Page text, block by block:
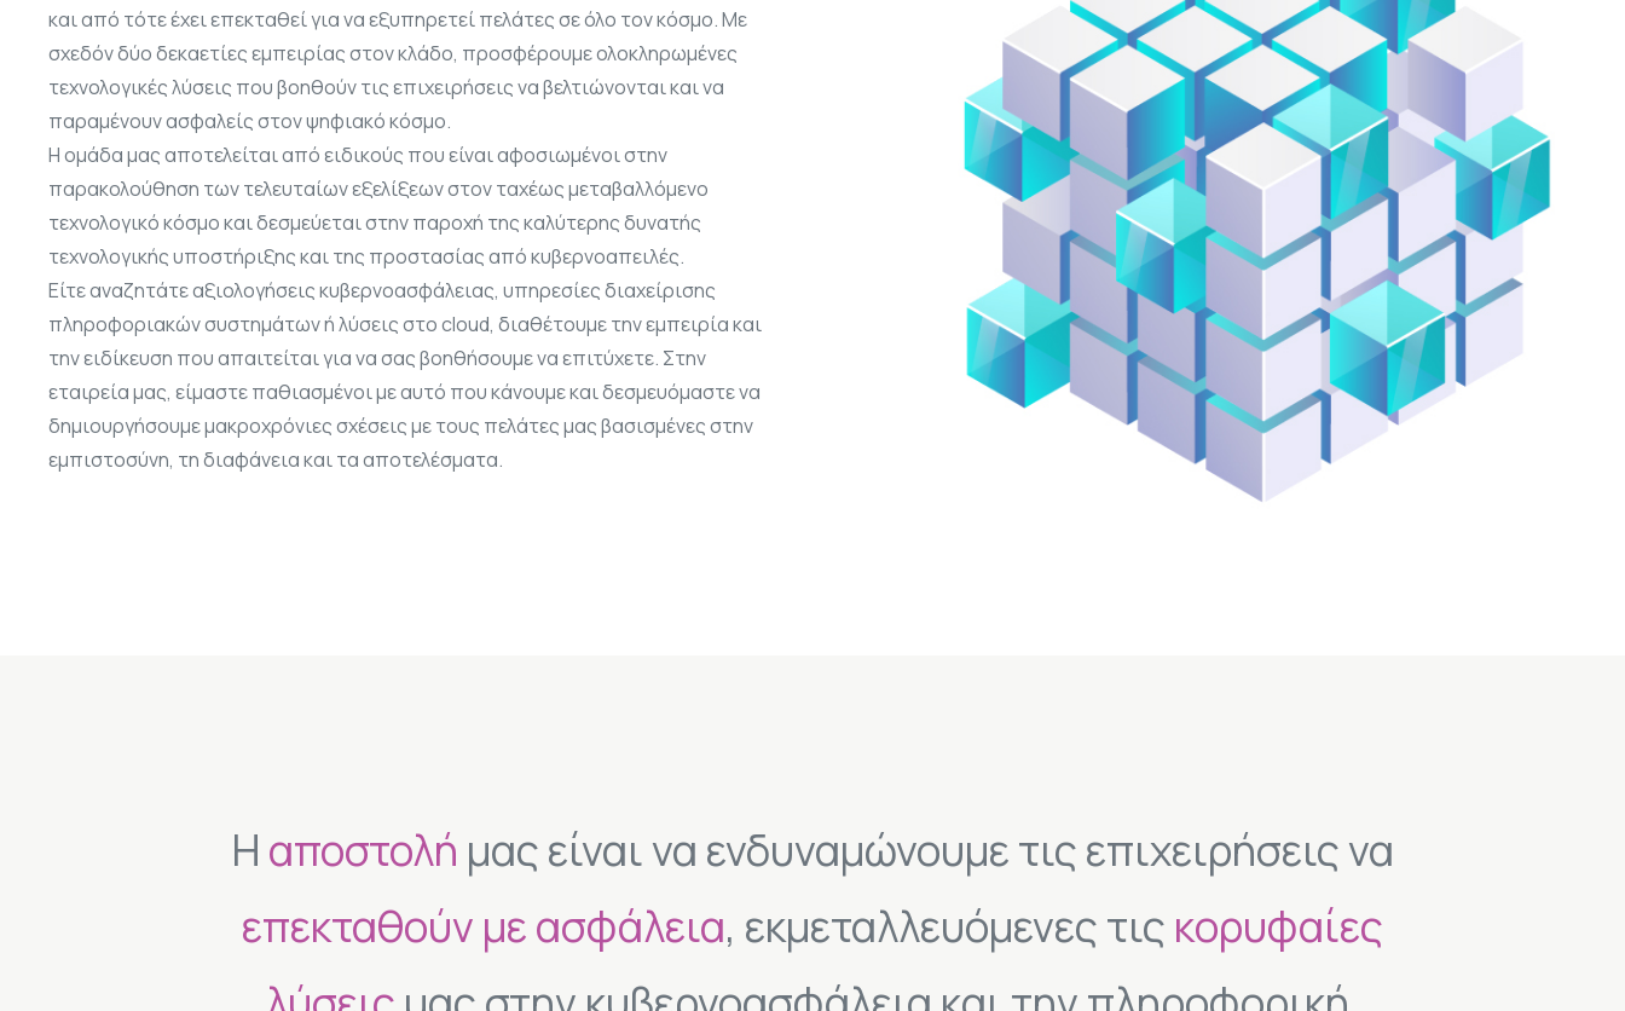
και από τότε έχει επεκταθεί για να εξυπηρετεί πελάτες σε όλο τον κόσμο. Με
σχεδόν δύο δεκαετίες εμπειρίας στον κλάδο, προσφέρουμε ολοκληρωμένες
τεχνολογικές λύσεις που βοηθούν τις επιχειρήσεις να βελτιώνονται και να
παραμένουν ασφαλείς στον ψηφιακό κόσμο.
Η ομάδα μας αποτελείται από ειδικούς που είναι αφοσιωμένοι στην
παρακολούθηση των τελευταίων εξελίξεων στον ταχέως μεταβαλλόμενο
τεχνολογικό κόσμο και δεσμεύεται στην παροχή της καλύτερης δυνατής
τεχνολογικής υποστήριξης και της προστασίας από κυβερνοαπειλές.
Είτε αναζητάτε αξιολογήσεις κυβερνοασφάλειας, υπηρεσίες διαχείρισης
πληροφοριακών συστημάτων ή λύσεις στο cloud, διαθέτουμε την εμπειρία και
την ειδίκευση που απαιτείται για να σας βοηθήσουμε να επιτύχετε. Στην
εταιρεία μας, είμαστε παθιασμένοι με αυτό που κάνουμε και δεσμευόμαστε να
δημιουργήσουμε μακροχρόνιες σχέσεις με τους πελάτες μας βασισμένες στην
εμπιστοσύνη, τη διαφάνεια και τα αποτελέσματα.
Η αποστολή μας είναι να ενδυναμώνουμε τις επιχειρήσεις να
επεκταθούν με ασφάλεια, εκμεταλλευόμενες τις κορυφαίες